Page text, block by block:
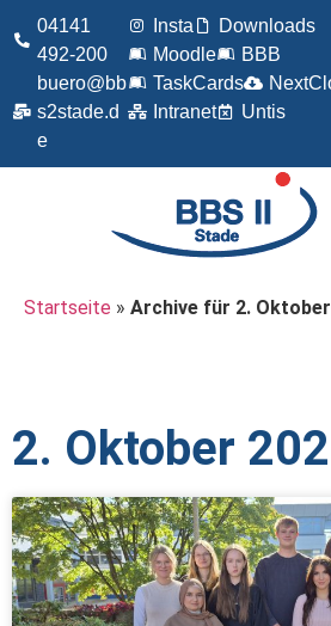
04141
492-200
buero@bb
s2stade.d
e
Insta
Downloads
Moodle
BBB
TaskCards
Intranet
Untis
Startseite » Archive für 2.
2. Oktober